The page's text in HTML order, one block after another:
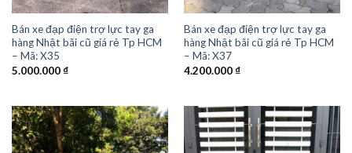
Bán xe đạp điện trợ lực tay ga
hàng Nhật bãi cũ giá rẻ Tp HCM
– Mã: X35
5.000.000₫
Bán xe đạp điện trợ lực tay ga
hàng Nhật bãi cũ giá rẻ Tp HCM
– Mã: X37
4.200.000₫